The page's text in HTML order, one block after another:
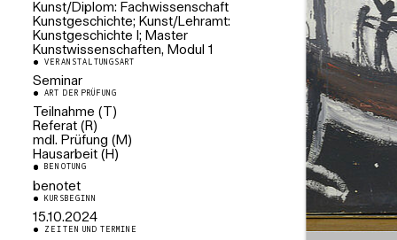
Kunst/Diplom: Fachwissenschaft
Kunstgeschichte; Kunst/Lehramt:
Kunstgeschichte I; Master
Kunstwissenschaften, Modul 1
VERANSTALTUNGSART
Seminar
ART DER PRÜFUNG
Teilnahme (T)
Referat (R)
mdl. Prüfung (M)
Hausarbeit (H)
BENOTUNG
benotet
KURSBEGINN
15.10.2024
ZEITEN UND TERMINE